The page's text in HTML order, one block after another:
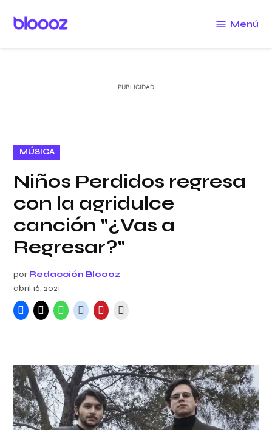
Menú
PUBLICADO
EN
MÚSICA
Niños Perdidos regresa
con la agridulce
canción "¿Vas a
Regresar?"
por Redacción Bloooz
abril 16, 2021